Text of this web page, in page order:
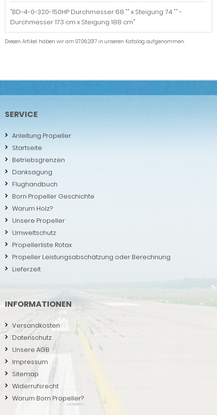
"BD-4-0-320-150HP Durchmesser 68 "" x Steigung: 74 "" -
Durchmesser 173 cm x Steigung 188 cm"
Diesen Artikel haben wir am 07.06.2017 in unseren Katalog aufgenommen.
SERVICE
Anleitung Propeller
Startseite
Betriebsgrenzen
Danksagung
Flughandbuch
Born Propeller Geschichte
Warum Holz?
Unsere Propeller
Umweltschutz
Propellerliste Rotax
Propeller Leistungsabschätzung oder Berechnung
Lieferzeit
INFORMATIONEN
Versandkosten
Datenschutz
Unsere AGB
Impressum
Sitemap
Widerrufsrecht
Warum Born Propeller?